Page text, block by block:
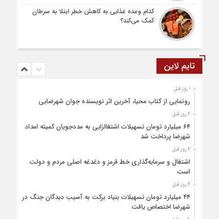
کدام وعده غذایی به کاهش خطر ابتلا به سرطان
کمک می‌کند؟
تایم لاین
1 روز قبل
رونمایی از کتاب محیا، آخرین اثر نویسنده جوان شهرضایی
4 روز قبل
۶۴ میلیارد تومان تسهیلات اشتغالزایی به مددجویان کمیته امداد
شهرضا پرداخت شد
4 روز قبل
اشتغال و سرمایه‌گذاری خط قرمز و دغدغه اصلی مردم و دولت
است
4 روز قبل
۴۴ میلیارد تومان تسهیلات بنیاد برکت به آسیب دیدگان جنگ در
شهرضا اختصاص یافت